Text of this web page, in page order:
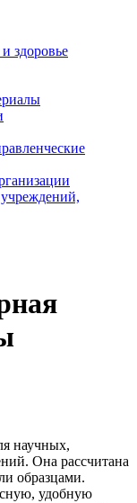
здоровье
научных,
Она рассчитана
образцами.
удобную